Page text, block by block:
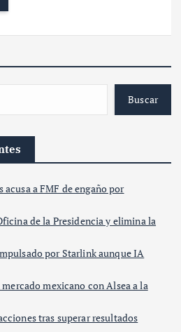
Buscar
acusa a FMF de engaño por
de la Presidencia y elimina la
por Starlink aunque IA
mexicano con Alsea a la
tras superar resultados